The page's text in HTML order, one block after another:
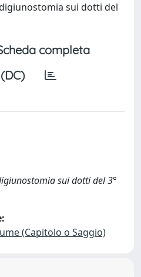
sui dotti del
completa
sui dotti del 3°
(Capitolo o Saggio)